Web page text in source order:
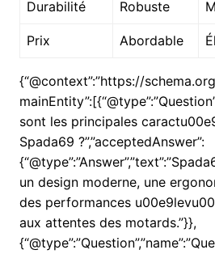
Durabilité Robuste
Prix Abordable
{“@context”:”https://
sont les principales
Spada69 ?”,”acceptedAnswer”:
un design moderne, une
des performances
aux attentes des motards.”}},